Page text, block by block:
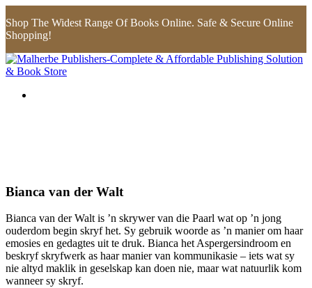
Shop The Widest Range Of Books Online. Safe & Secure Online
Shopping!
Bianca van der Walt
Bianca van der Walt is ’n skrywer van die Paarl wat op ’n jong
ouderdom begin skryf het. Sy gebruik woorde as ’n manier om haar
emosies en gedagtes uit te druk. Bianca het Aspergersindroom en
beskryf skryfwerk as haar manier van kommunikasie – iets wat sy
nie altyd maklik in geselskap kan doen nie, maar wat natuurlik kom
wanneer sy skryf.